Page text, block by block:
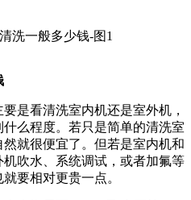
看清洗室内机还是室外机，
么程度。若只是简单的清洗室
就很便宜了。但若是室内机和
吹水、系统调试，或者加氟等
要相对更贵一点。